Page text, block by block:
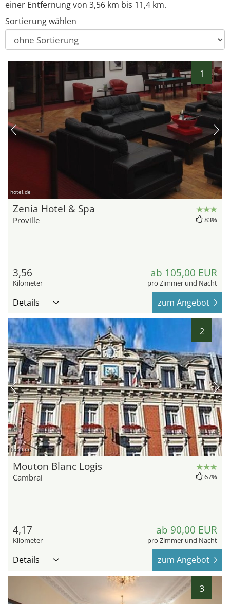
einer Entfernung von 3,56 km bis 11,4 km.
Sortierung wählen
1
hotel.de
Zenia Hotel & Spa
Proville 83%
3,56
Kilometer
ab 105,00 EUR
pro Zimmer und Nacht
Details zum Angebot
2
hotel.de
Mouton Blanc Logis
Cambrai 67%
4,17
Kilometer
ab 90,00 EUR
pro Zimmer und Nacht
Details zum Angebot
3